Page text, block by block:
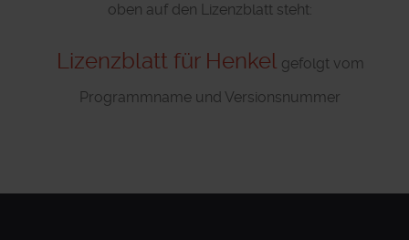
oben auf den Lizenzblatt steht:
Lizenzblatt für Henkel gefolgt vom
Programmname und Versionsnummer